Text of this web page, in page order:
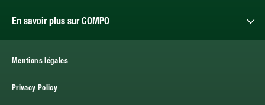
En savoir plus sur COMPO
Mentions légales
Privacy Policy